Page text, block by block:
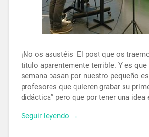
¡No os asustéis! El post que os
título aparentemente terrible. Y es que
semana pasan por nuestro pequeño
profesores que quieren grabar su
didáctica” pero que por tener una idea
Seguir leyendo →